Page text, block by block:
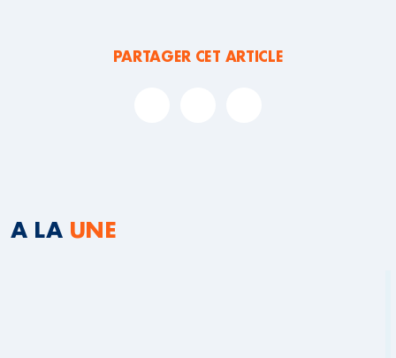
PARTAGER CET ARTICLE
A LA UNE